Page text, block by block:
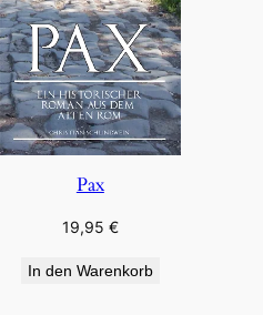
Pax
19,95 €
In den Warenkorb